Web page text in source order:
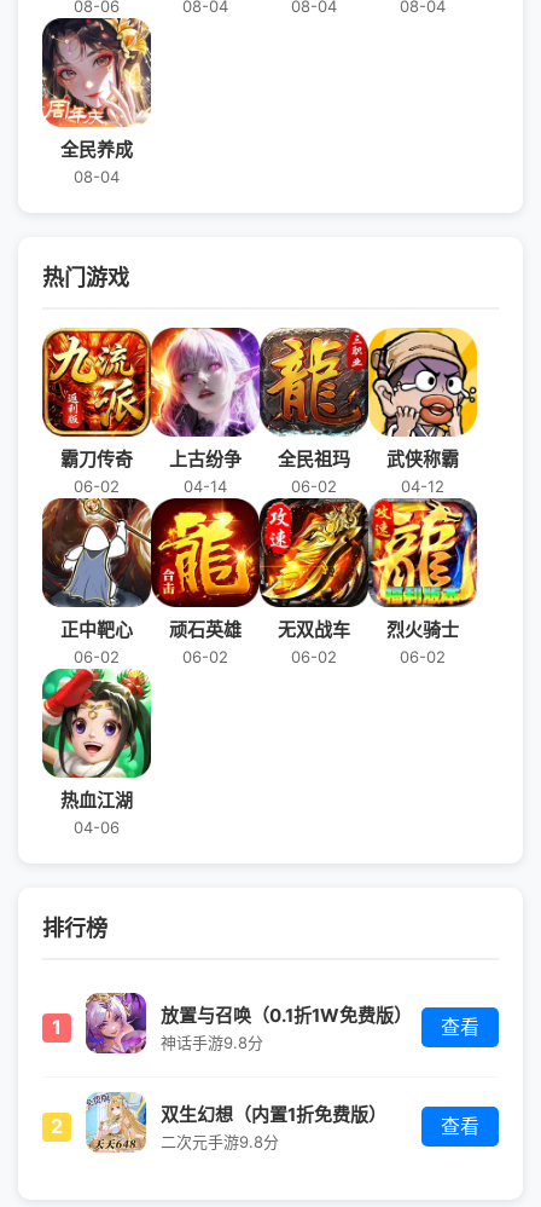
08-06 08-04 08-04 08-04
全民养成
08-04
热门游戏
霸刀传奇
06-02
上古纷争
04-14
全民祖玛
06-02
武侠称霸
04-12
正中靶心
06-02
顽石英雄
06-02
无双战车
06-02
烈火骑士
06-02
热血江湖
04-06
排行榜
1 放置与召唤（0.1折1W免费版）
神话手游9.8分
查看
2 双生幻想（内置1折免费版）
二次元手游9.8分
查看